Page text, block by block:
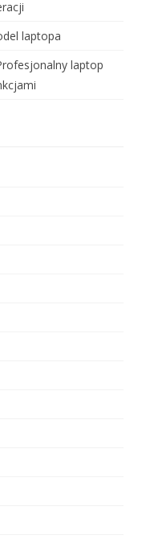
laptopa
laptop